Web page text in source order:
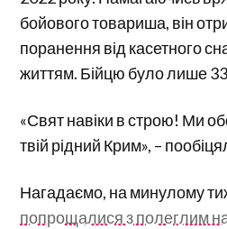
бойового товариша, він
поранення від касетного
життям. Бійцю було лише
«Свят навіки в строю! Ми
твій рідний Крим», –
Нагадаємо, на минулому
попрощалися з полеглим